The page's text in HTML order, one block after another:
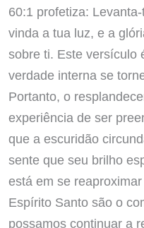
60:1 profetiza:
vinda a tua luz, e a
sobre ti. Este versículo
verdade interna se
Portanto, o
experiência de ser
que a escuridão
sente que seu brilho
está em se
Espírito Santo são o
possamos continuar a